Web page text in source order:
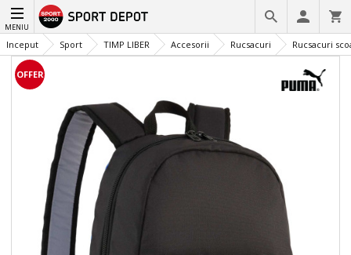
MENIU
Inceput Sport TIMP LIBER Accesorii Rucsacuri Rucsacuri
OFFER